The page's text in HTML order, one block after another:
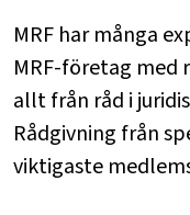
MRF har många
MRF-företag med
allt från råd i
Rådgivning från
viktigaste